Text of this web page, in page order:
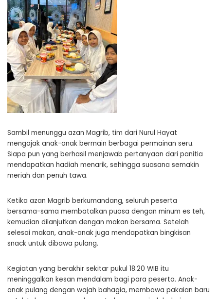
Sambil menunggu azan Magrib, tim dari Nurul Hayat
mengajak anak-anak bermain berbagai permainan seru.
Siapa pun yang berhasil menjawab pertanyaan dari panitia
mendapatkan hadiah menarik, sehingga suasana semakin
meriah dan penuh tawa.
Ketika azan Magrib berkumandang, seluruh peserta
bersama-sama membatalkan puasa dengan minum es teh,
kemudian dilanjutkan dengan makan bersama. Setelah
selesai makan, anak-anak juga mendapatkan bingkisan
snack untuk dibawa pulang.
Kegiatan yang berakhir sekitar pukul 18.20 WIB itu
meninggalkan kesan mendalam bagi para peserta. Anak-
anak pulang dengan wajah bahagia, membawa pakaian baru